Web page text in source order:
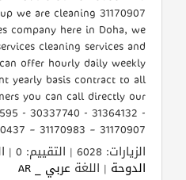
we are cleaning
company here in Doha, we
cleaning services and
offer hourly daily weekly
yearly basis contract to all
you can call directly our
- 30337740 - 31364132 -
– 31170983 – 31170907
الزيارات: 6028 | التقييم: 0 | المقيّمين: 0 | المدينة
الدوحة | اللغة عربي _ AR